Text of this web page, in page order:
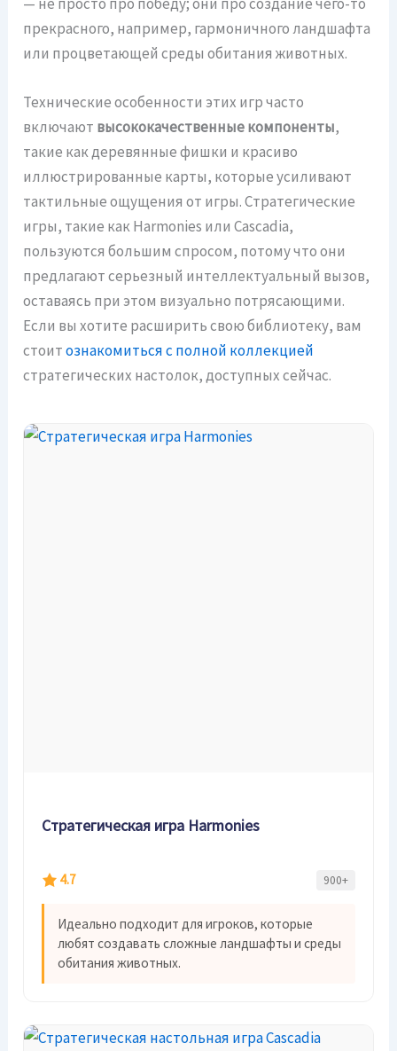
прекрасного, например, гармоничного ландшафта
или процветающей среды обитания животных.
Технические особенности этих игр часто
включают высококачественные компоненты,
такие как деревянные фишки и красиво
иллюстрированные карты, которые усиливают
тактильные ощущения от игры. Стратегические
игры, такие как Harmonies или Cascadia,
пользуются большим спросом, потому что они
предлагают серьезный интеллектуальный вызов,
оставаясь при этом визуально потрясающими.
Если вы хотите расширить свою библиотеку, вам
стоитознакомиться с полной коллекцией
стратегических настолок, доступных сейчас.
Стратегическая игра Harmonies
4.7 900+
Идеально подходит для игроков, которые
любят создавать сложные ландшафты и среды
обитания животных.